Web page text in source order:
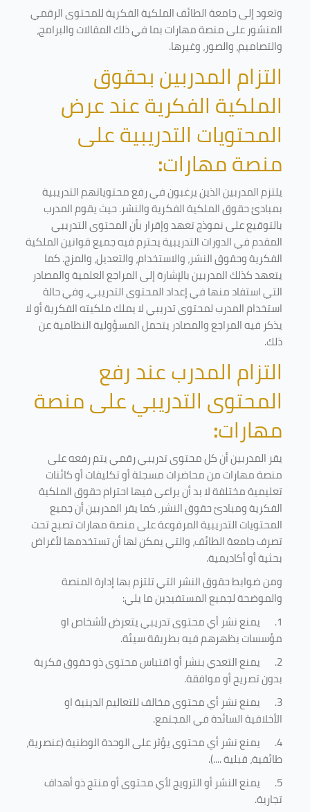
وتعود إلى جامعة الطائف الملكية الفكرية للمحتوى الرقمي
المنشور على منصة مهارات بما في ذلك المقالات والبرامج،
والتصاميم، والصور، وغيرها.
التزام المدربين بحقوق
الملكية الفكرية عند عرض
المحتويات التدريبية على
منصة مهارات:
يلتزم المدربين الذين يرغبون في رفع محتوياتهم التدريبية
بمبادئ حقوق الملكية الفكرية والنشر. حيث يقوم المدرب
بالتوقيع على نموذج تعهد وإقرار بأن المحتوى التدريبي
المقدم في الدورات التدريبية يحترم فيه جميع قوانين الملكية
الفكرية وحقوق النشر، والاستخدام، والتعديل، والمزج. كما
يتعهد كذلك المدربين بالإشارة إلى المراجع العلمية والمصادر
التي استفاد منها في إعداد المحتوى التدريبي، وفي حالة
استخدام المدرب لمحتوى تدريبي لا يملك ملكيته الفكرية أو لا
يذكر فيه المراجع والمصادر يتحمل المسؤولية النظامية عن
ذلك.
التزام المدرب عند رفع
المحتوى التدريبي على منصة
مهارات:
يقر المدربين أن كل محتوى تدريبي رقمي يتم رفعه على
منصة مهارات من محاضرات مسجلة أو تكليفات أو كائنات
تعليمية مختلفة لا بد أن يراعى فيها احترام حقوق الملكية
الفكرية ومبادئ حقوق النشر، كما يقر المدربين أن جميع
المحتويات التدريبية المرفوعة على منصة مهارات تصبح تحت
تصرف جامعة الطائف، والتي يمكن لها أن تستخدمها لأغراض
بحثية أو أكاديمية.
ومن ضوابط حقوق النشر التي تلتزم بها إدارة المنصة
والموضحة لجميع المستفيدين ما يلي:
1.
يمنع نشر أي محتوى تدريبي يتعرض لأشخاص او
مؤسسات يظهرهم فيه بطريقة سيئة.
2.
يمنع التعدي بنشر أو اقتباس محتوى ذو حقوق فكرية
بدون تصريح أو موافقة.
3.
يمنع نشر أي محتوى مخالف للتعاليم الدينية او
الأخلاقية السائدة في المجتمع.
4.
يمنع نشر أي محتوى يؤثر على الوحدة الوطنية (عنصرية،
طائفية، قبلية ....).
5.
يمنع النشر أو الترويج لأي محتوى أو منتج ذو أهداف
تجارية.